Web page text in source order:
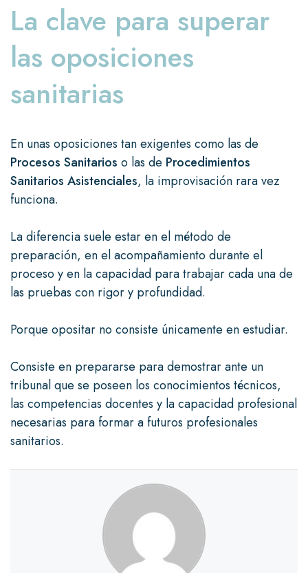
La clave para superar
las oposiciones
sanitarias
En unas oposiciones tan exigentes como las de
Procesos Sanitarios o las de Procedimientos
Sanitarios Asistenciales, la improvisación rara vez
funciona.
La diferencia suele estar en el método de
preparación, en el acompañamiento durante el
proceso y en la capacidad para trabajar cada una de
las pruebas con rigor y profundidad.
Porque opositar no consiste únicamente en estudiar.
Consiste en prepararse para demostrar ante un
tribunal que se poseen los conocimientos técnicos,
las competencias docentes y la capacidad profesional
necesarias para formar a futuros profesionales
sanitarios.